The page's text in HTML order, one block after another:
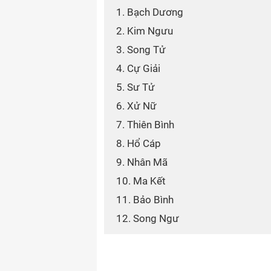
1. Bạch Dương
2. Kim Ngưu
3. Song Tử
4. Cự Giải
5. Sư Tử
6. Xử Nữ
7. Thiên Bình
8. Hổ Cáp
9. Nhân Mã
10. Ma Kết
11. Bảo Bình
12. Song Ngư